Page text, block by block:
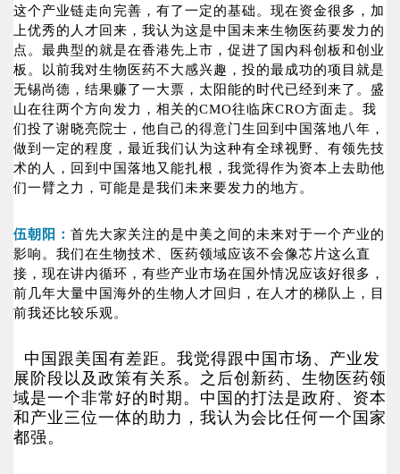
这个产业链走向完善，有了一定的基础。现在资金很多，加
上优秀的人才回来，我认为这是中国未来生物医药要发力的
点。最典型的就是在香港先上市，促进了国内科创板和创业
板。以前我对生物医药不大感兴趣，投的最成功的项目就是
无锡尚德，结果赚了一大票，太阳能的时代已经到来了。盛
山在往两个方向发力，相关的CMO往临床CRO方面走。我
们投了谢晓亮院士，他自己的得意门生回到中国落地八年，
做到一定的程度，最近我们认为这种有全球视野、有领先技
术的人，回到中国落地又能扎根，我觉得作为资本上去助他
们一臂之力，可能是是我们未来要发力的地方。
伍朝阳： 首先大家关注的是中美之间的未来对于一个产业的
影响。我们在生物技术、医药领域应该不会像芯片这么直
接，现在讲内循环，有些产业市场在国外情况应该好很多，
前几年大量中国海外的生物人才回归，在人才的梯队上，目
前我还比较乐观。
中国跟美国有差距。我觉得跟中国市场、产业发
展阶段以及政策有关系。之后创新药、生物医药领
域是一个非常好的时期。中国的打法是政府、资本
和产业三位一体的助力，我认为会比任何一个国家
都强。